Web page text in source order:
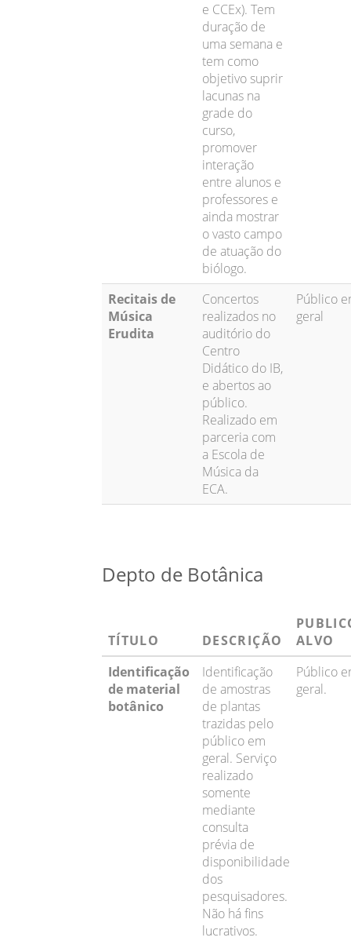
e CCEx). Tem
duração de
uma semana e
tem como
objetivo suprir
lacunas na
grade do
curso,
promover
interação
entre alunos e
professores e
ainda mostrar
o vasto campo
de atuação do
biólogo.
Recitais de
Música
Erudita
Concertos
realizados no
auditório do
Centro
Didático do IB,
e abertos ao
público.
Realizado em
parceria com
a Escola de
Música da
ECA.
Público
geral
Depto de Botânica
TÍTULO DESCRIÇÃO
ALVO
Identificação
de material
botânico
Identificação
de amostras
de plantas
trazidas pelo
público em
geral. Serviço
realizado
somente
mediante
consulta
prévia de
disponibilidade
dos
pesquisadores.
Não há fins
lucrativos.
Público
geral.